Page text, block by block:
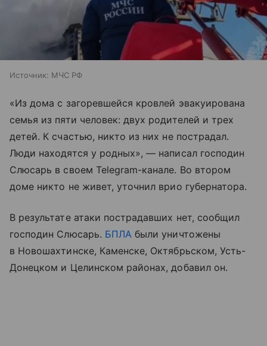
Источник: МЧС РФ
«Из дома с загоревшейся кровлей эвакуирована
семья из пяти человек: двух родителей и трех
детей. К счастью, никто из них не пострадал.
Люди находятся у родных», — написал господин
Слюсарь в своем Telegram-канале. Во втором
доме никто не живет, уточнил врио губернатора.
В результате атаки пострадавших нет, сообщил
господин Слюсарь. БПЛА были уничтожены
в Новошахтинске, Каменске, Октябрьском, Усть-
Донецком и Целинском районах, добавил он.